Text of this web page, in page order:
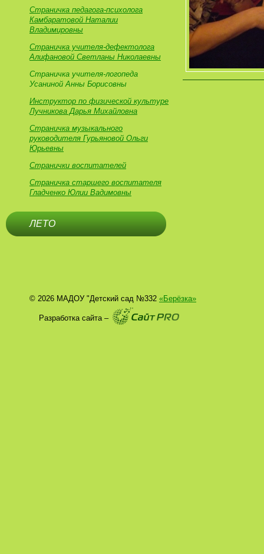
Страничка педагога-психолога
Камбаратовой Наталии
Владимировны
Страничка учителя-дефектолога
Алифановой Светланы Николаевны
Страничка учителя-логопеда
Усаниной Анны Борисовны
Инструктор по физической культуре
Лучникова Дарья Михайловна
Страничка музыкального
руководителя Гурьяновой Ольги
Юрьевны
Странички воспитателей
Страничка старшего воспитателя
Гладченко Юлии Вадимовны
ЛЕТО
© 2026 МАДОУ "Детский сад №332 «Берёзка»
Разработка сайта –